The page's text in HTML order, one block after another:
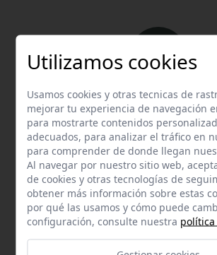
Email
Contacta con nosotros vía
Utilizamos cookies
Usamos cookies y otras tecnicas de
mejorar tu experiencia de navegación
para mostrarte contenidos
adecuados, para analizar el tráfico en
para comprender de donde llegan
Al navegar por nuestro sitio web,
de cookies y otras tecnologías de
obtener más información sobre estas
por qué las usamos y cómo puede
configuración, consulte nuestra política